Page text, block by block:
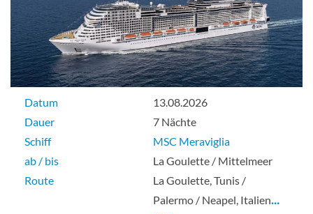
Datum
13.08.2026
Dauer
7 Nächte
Schiff
MSC Meraviglia
ab / bis
La Goulette / Mittelmeer
Route
La Goulette, Tunis /
Palermo / Neapel, Italien…